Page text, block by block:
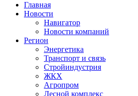
Главная
Новости
Навигатор
Новости компаний
Регион
Энергетика
Транспорт и связь
Стройиндустрия
ЖКХ
Агропром
Лесной комплекс